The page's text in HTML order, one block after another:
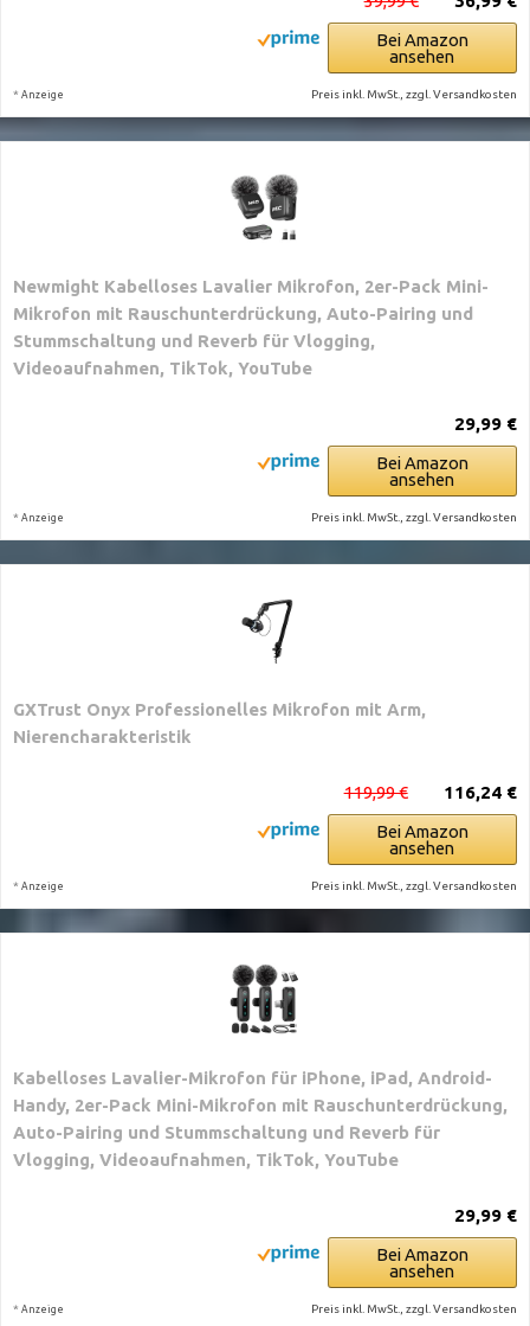
Bei Amazon
ansehen
* Anzeige Preis inkl. MwSt., zzgl. Versandkosten
Newmight Kabelloses Lavalier Mikrofon, 2er-Pack Mini-
Mikrofon mit Rauschunterdrückung, Auto-Pairing und
Stummschaltung und Reverb für Vlogging,
Videoaufnahmen, TikTok, YouTube
29,99 €
Bei Amazon
ansehen
* Anzeige Preis inkl. MwSt., zzgl. Versandkosten
GXTrust Onyx Professionelles Mikrofon mit Arm,
Nierencharakteristik
116,24 €
119,99 €
Bei Amazon
ansehen
* Anzeige Preis inkl. MwSt., zzgl. Versandkosten
Kabelloses Lavalier-Mikrofon für iPhone, iPad, Android-
Handy, 2er-Pack Mini-Mikrofon mit Rauschunterdrückung,
Auto-Pairing und Stummschaltung und Reverb für
Vlogging, Videoaufnahmen, TikTok, YouTube
29,99 €
Bei Amazon
ansehen
* Anzeige Preis inkl. MwSt., zzgl. Versandkosten